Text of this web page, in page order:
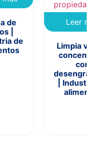
de
|
de
Leer
Limpia
con
|